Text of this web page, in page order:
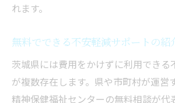
れます。
無料でできる不安軽減サポートの紹
茨城県には費用をかけずに利用できる
が複数存在します。県や市町村が運営
精神保健福祉センターの無料相談が代